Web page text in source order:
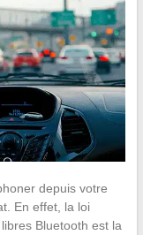
depuis votre
En effet, la loi
Bluetooth est la